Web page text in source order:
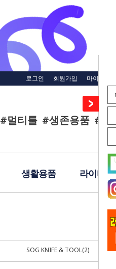
로그인 회원가입 마이페이지
#멀티툴 #생존용품 #재
생활용품 라이터
SOG KNIFE & TOOL(2)